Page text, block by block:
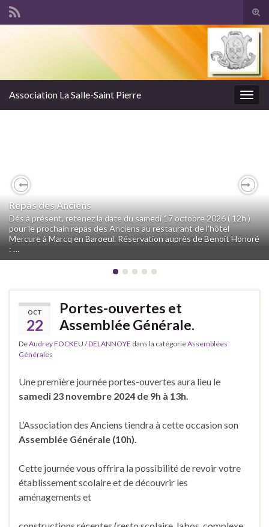
Association La Salle-Saint Pierre
Repas des Anciens
Dés à présent, retenez la date du samedi 17 octobre 2026 ( 12h )
pour le prochain repas des Anciens au restaurant de l’hôtel
Mercure à Marcq en Baroeul. Réservation auprès de Benoit Honoré
: …
Previous
OCT
22
Portes-ouvertes et
Assemblée Générale.
DeAudrey FOCKEU / DELANNOYE dans la catégorieAssemblées
Générales
Une première journée portes-ouvertes aura lieu le
samedi 23 novembre 2024 de 9h à 13h.
L’Association des Anciens tiendra à cette occasion son
Assemblée Générale (10h).
Cette journée vous offrira la possibilité de revoir votre
établissement scolaire et de découvrir les
aménagements et